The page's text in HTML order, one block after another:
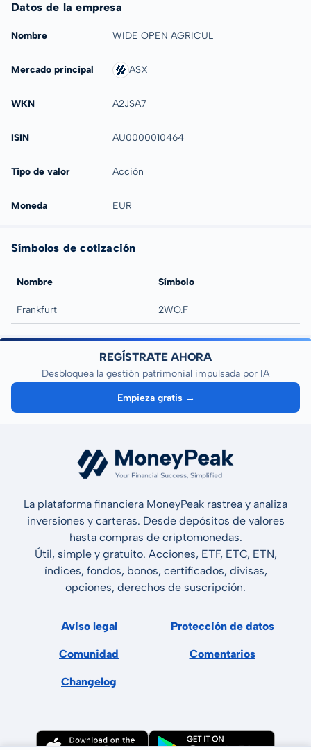
Datos de la empresa
Nombre WIDE OPEN AGRICUL
Mercado principal ASX
WKN A2JSA7
ISIN AU0000010464
Tipo de valor Acción
Moneda EUR
Símbolos de cotización
Nombre Símbolo
Frankfurt 2WO.F
REGÍSTRATE AHORA
Desbloquea la gestión patrimonial impulsada por IA
Empieza gratis →
La plataforma financiera MoneyPeak rastrea y analiza
inversiones y carteras. Desde depósitos de valores
hasta compras de criptomonedas.
Útil, simple y gratuito. Acciones, ETF, ETC, ETN,
índices, fondos, bonos, certificados, divisas,
opciones, derechos de suscripción.
Aviso legal Protección de datos
Comunidad Comentarios
Changelog